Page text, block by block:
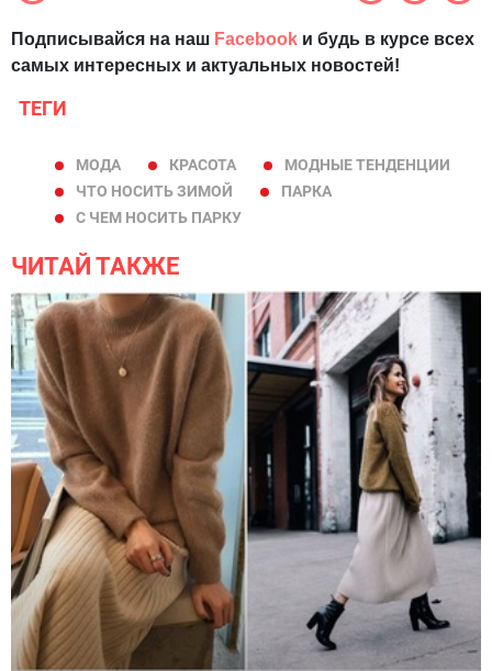
Подписывайся на наш Facebook и будь в курсе всех
самых интересных и актуальных новостей!
ТЕГИ
МОДА КРАСОТА
МОДНЫЕ ТЕНДЕНЦИИ
ЧТО НОСИТЬ ЗИМОЙ
ПАРКА
С ЧЕМ НОСИТЬ ПАРКУ
ЧИТАЙ ТАКЖЕ